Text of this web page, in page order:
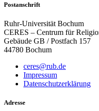
Postanschrift
Ruhr-Universität Bochum
CERES – Centrum für
Gebäude GB / Postfach 157
44780 Bochum
ceres@rub.de
Impressum
Datenschutzerklärung
Adresse